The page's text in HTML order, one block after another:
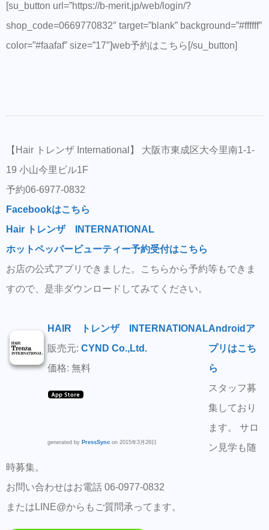
[su_button url=”https://b-merit.jp/web/login/?
shop_code=0669770832″ target=”blank” background=”#ffffff”
color=”#faafaf” size=”17″]web予約はこちら[/su_button]
【Hair トレンザ International】 大阪市東成区大今里南1-1-
19 小山今里ビル1F
予約06-6977-0832
Facebookはこちら
Hair トレンザ INTERNATIONAL
ホットペッパービューティー予約受付はこちら
お店の公式アプリできました。こちらから予約等もできま
すので、是非ダウンロードしてみてください。
HAIR トレンザ INTERNATIONAL
販売元: CYND Co.,Ltd.
価格: 無料
generated by PressSync on 2015年3月28日
Androidア
プリはこち
ら
スタッフ募
集しており
ます。 サロ
ン見学も随
時募集。
お問い合わせはお電話 06-0977-0832
またはLINE@からもご質問承ってます。